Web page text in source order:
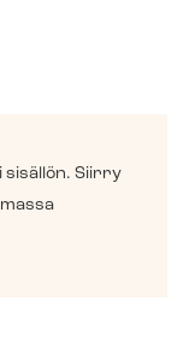
sisällön. Siirry